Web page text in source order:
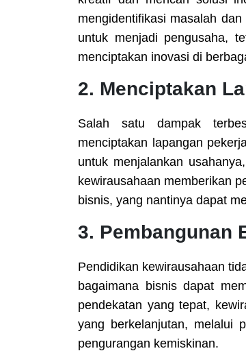
mengidentifikasi masalah
untuk menjadi pengusaha,
menciptakan inovasi di
2. Menciptakan
Salah satu dampak
menciptakan lapangan
untuk menjalankan
kewirausahaan memberikan
bisnis, yang nantinya dapat
3. Pembangunan
Pendidikan kewirausahaan
bagaimana bisnis dapat
pendekatan yang tepat,
yang berkelanjutan, melalui
pengurangan kemiskinan.